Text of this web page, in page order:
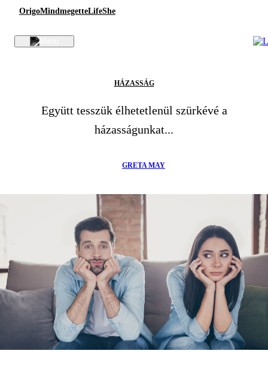
OrigoMindmegetteLifeShe
HÁZASSÁG
Együtt tesszük élhetetlenül szürkévé a
házasságunkat...
GRETA MAY